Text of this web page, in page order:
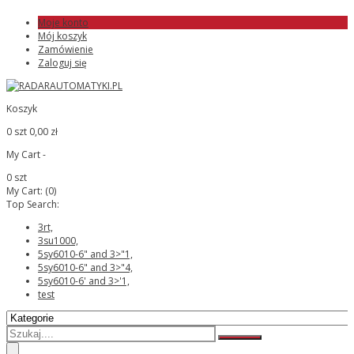
Moje konto
Mój koszyk
Zamówienie
Zaloguj się
Koszyk
0 szt 0,00 zł
My Cart -
0 szt
My Cart: (0)
Top Search:
3rt,
3su1000,
5sy6010-6" and 3>"1,
5sy6010-6" and 3>"4,
5sy6010-6' and 3>'1,
test